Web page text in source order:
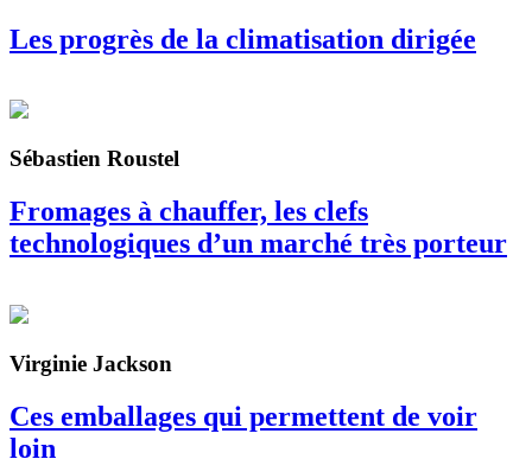
Les progrès de la climatisation dirigée
Sébastien Roustel
Fromages à chauffer, les clefs
technologiques d’un marché très porteur
Virginie Jackson
Ces emballages qui permettent de voir
loin